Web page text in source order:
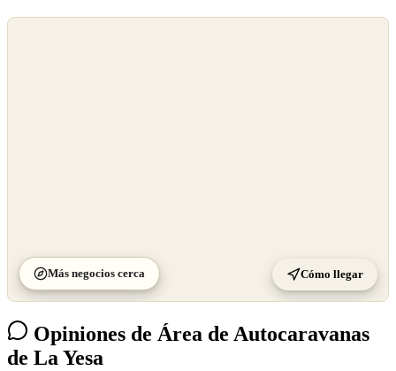
Más negocios cerca Cómo llegar
Opiniones de Área de Autocaravanas
de La Yesa